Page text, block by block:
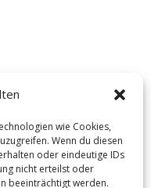
wie Cookies,
Wenn du diesen
oder eindeutige IDs
nicht erteilst oder
beeinträchtigt werden.